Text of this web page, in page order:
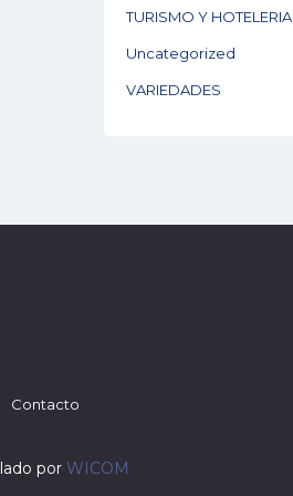
TURISMO Y HOTELERIA
Uncategorized
VARIEDADES
Contacto
por WICOM